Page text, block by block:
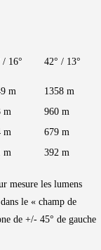
/ 16° 42° / 13°
m
1358 m
m
960 m
m
679 m
m 392 m
mesure les lumens
le « champ de
de +/- 45° de gauche